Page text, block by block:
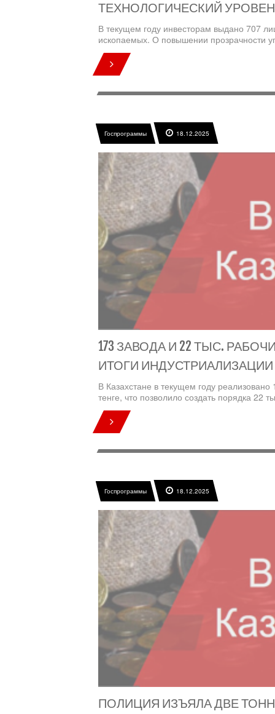
ТЕХНОЛОГИЧЕСКИЙ
В текущем году инвесторам выдано 707
ископаемых. О повышении прозрачности
Госпрограммы 18.12.2025
173 ЗАВОДА И 22 ТЫС.
ИТОГИ ИНДУСТРИАЛИЗАЦИИ
В Казахстане в текущем году
тенге, что позволило создать порядка 22
Госпрограммы 18.12.2025
ПОЛИЦИЯ ИЗЪЯЛА ДВЕ